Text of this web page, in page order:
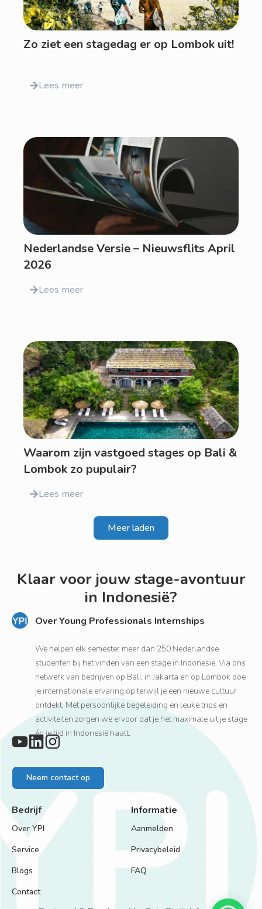
Zo ziet een stagedag er op Lombok uit!
Lees meer
Nederlandse Versie – Nieuwsflits April
2026
Lees meer
Waarom zijn vastgoed stages op Bali &
Lombok zo pupulair?
Lees meer
Meer laden
Klaar voor jouw stage-avontuur
in Indonesië?
Over Young Professionals Internships
We helpen elk semester meer dan 250 Nederlandse
studenten bij het vinden van een stage in Indonesië. Via ons
netwerk van bedrijven op Bali, in Jakarta en op Lombok doe
je internationale ervaring op terwijl je een nieuwe cultuur
ontdekt. Met persoonlijke begeleiding en leuke trips en
activiteiten zorgen we ervoor dat je het maximale uit je stage
én je tijd in Indonesië haalt.
Neem contact op
Bedrijf
Over YPI
Service
Blogs
Contact
Informatie
Aanmelden
Privacybeleid
FAQ